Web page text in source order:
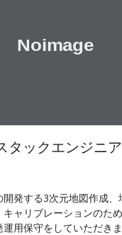
タックエンジニ
開発する3次元地図作成、
ャリブレーションのた
用保守をしていただきま